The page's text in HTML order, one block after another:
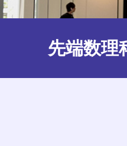
先端数理